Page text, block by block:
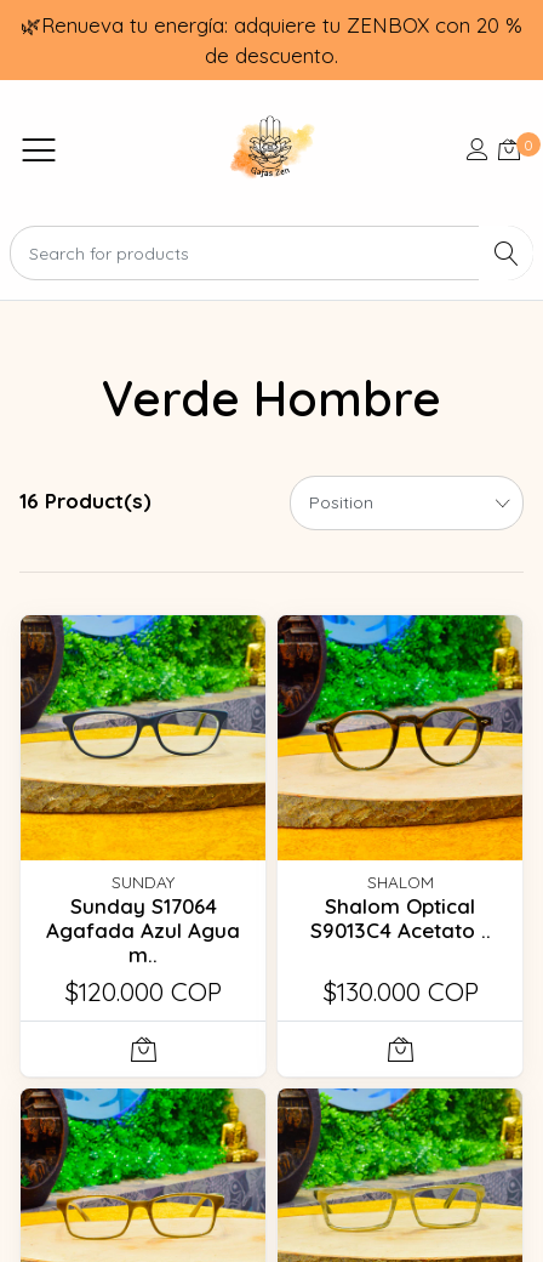
🌿Renueva tu energía: adquiere tu ZENBOX con 20 %
de descuento.
0
Verde Hombre
16 Product(s)
SUNDAY
Sunday S17064
Agafada Azul Agua
m..
$120.000 COP
SHALOM
Shalom Optical
S9013C4 Acetato ..
$130.000 COP